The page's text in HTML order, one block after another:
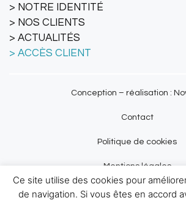
NOTRE IDENTITÉ
NOS CLIENTS
ACTUALITÉS
ACCÈS CLIENT
Conception – réalisation :
Contact
Politique de cookies
Mentions légales
Plan du site
Ce site utilise des cookies pour
de navigation. Si vous êtes en accord